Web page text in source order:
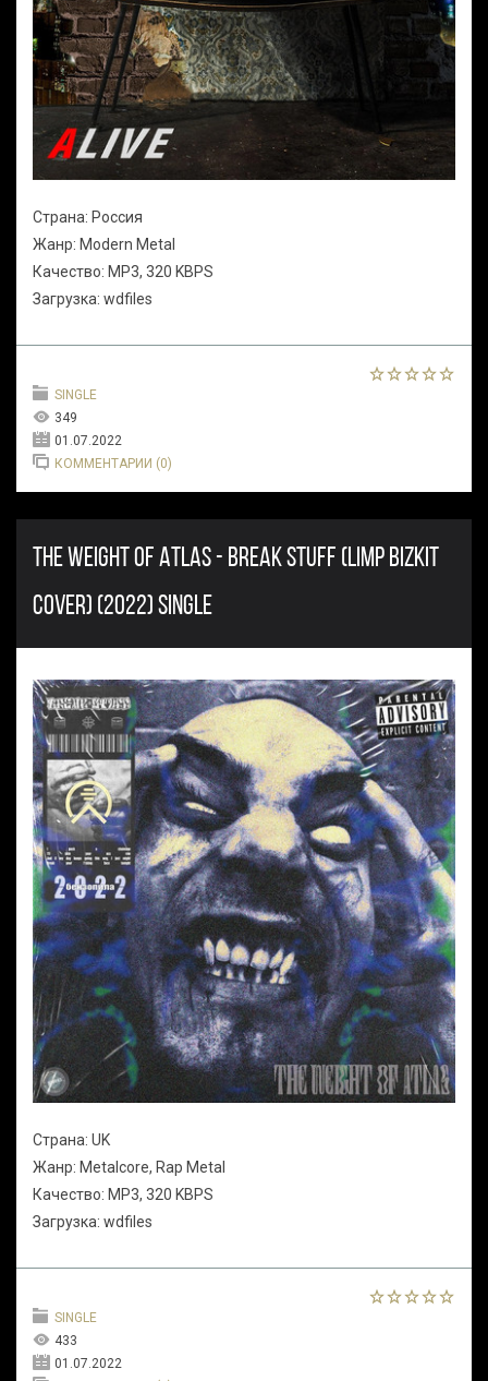
Страна: Россия
Жанр: Modern Metal
Качество: MP3, 320 KBPS
Загрузка: wdfiles
SINGLE
349
01.07.2022
КОММЕНТАРИИ (0)
THE WEIGHT OF ATLAS - BREAK STUFF (LIMP BIZKIT
COVER) (2022) SINGLE
Страна: UK
Жанр: Metalcore, Rap Metal
Качество: MP3, 320 KBPS
Загрузка: wdfiles
SINGLE
433
01.07.2022